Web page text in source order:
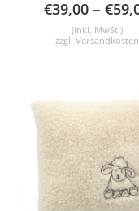
€39,00 –€
(inkl. MwSt.)
zzgl. Versandkosten